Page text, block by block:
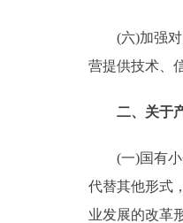
(六)加强对国
营提供技术、
二、关于
(一)国有小企
代替其他形式
业发展的改革